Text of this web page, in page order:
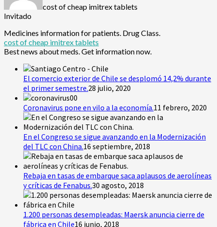
cost of cheap imitrex tablets
Invitado
Medicines information for patients. Drug Class.
cost of cheap imitrex tablets
Best news about meds. Get information now.
El comercio exterior de Chile se desplomó 14,2% durante
el primer semestre.28 julio, 2020
Coronavirus pone en vilo a la economía.11 febrero, 2020
En el Congreso se sigue avanzando en la Modernización
del TLC con China.16 septiembre, 2018
Rebaja en tasas de embarque saca aplausos de aerolíneas
y críticas de Fenabus.30 agosto, 2018
1.200 personas desempleadas: Maersk anuncia cierre de
fábrica en Chile16 junio, 2018